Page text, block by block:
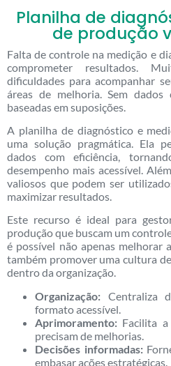
Planilha de
de produção
Falta de controle na medição e
comprometer resultados.
dificuldades para acompanhar
áreas de melhoria. Sem dados
baseadas em suposições.
A planilha de diagnóstico e
uma solução pragmática. Ela
dados com eficiência,
desempenho mais acessível.
valiosos que podem ser
maximizar resultados.
Este recurso é ideal para
produção que buscam um
é possível não apenas melhorar
também promover uma cultura
dentro da organização.
Organização: Centraliza
formato acessível.
Aprimoramento: Facilita
precisam de melhorias.
Decisões informadas:
embasar ações estratégicas.